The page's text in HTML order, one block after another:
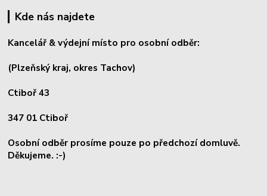
Kde nás najdete
Kancelář & výdejní místo pro osobní odběr:
(Plzeňský kraj, okres Tachov)
Ctiboř 43
347 01 Ctiboř
Osobní odběr prosíme pouze po předchozí domluvě.
Děkujeme. :-)